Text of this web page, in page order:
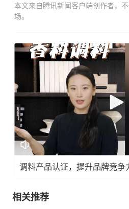
本文来自腾讯新闻客户端创作者，
场。
调料产品认证，提升品牌竞争
相关推荐